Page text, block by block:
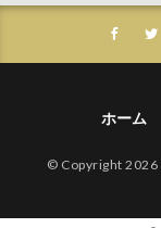
ホーム
© Copyright 2026